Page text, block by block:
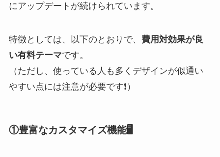
にアップデートが続けられています。
特徴としては、以下のとおりで、 費用対効果が良
い有料テーマです。
（ただし、使っている人も多くデザインが似通い
やすい点には注意が必要です❗）
①豊富なカスタマイズ機能🖥️